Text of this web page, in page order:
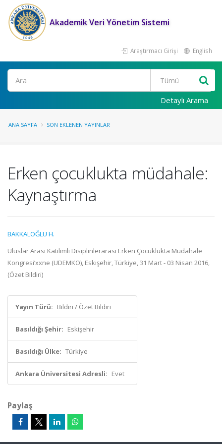
Akademik Veri Yönetim Sistemi
Araştırmacı Girişi English
Ara
Detaylı Arama
ANA SAYFA SON EKLENEN YAYINLAR
Erken çocuklukta müdahale:
Kaynaştırma
BAKKALOĞLU H.
Uluslar Arası Katılımlı Disiplinlerarası Erken Çocuklukta Müdahale
Kongresi’xxne (UDEMKO), Eskişehir, Türkiye, 31 Mart - 03 Nisan 2016,
(Özet Bildiri)
Yayın Türü: Bildiri / Özet Bildiri
Basıldığı Şehir: Eskişehir
Basıldığı Ülke: Türkiye
Ankara Üniversitesi Adresli: Evet
Paylaş